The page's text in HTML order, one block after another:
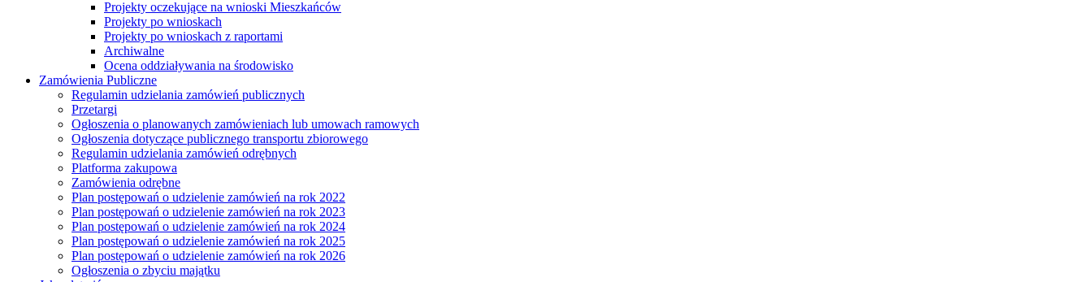
Projekty oczekujące na wnioski Mieszkańców
Projekty po wnioskach
Projekty po wnioskach z raportami
Archiwalne
Ocena oddziaływania na środowisko
Zamówienia Publiczne
Regulamin udzielania zamówień publicznych
Przetargi
Ogłoszenia o planowanych zamówieniach lub umowach ramowych
Ogłoszenia dotyczące publicznego transportu zbiorowego
Regulamin udzielania zamówień odrębnych
Platforma zakupowa
Zamówienia odrębne
Plan postępowań o udzielenie zamówień na rok 2022
Plan postępowań o udzielenie zamówień na rok 2023
Plan postępowań o udzielenie zamówień na rok 2024
Plan postępowań o udzielenie zamówień na rok 2025
Plan postępowań o udzielenie zamówień na rok 2026
Ogłoszenia o zbyciu majątku